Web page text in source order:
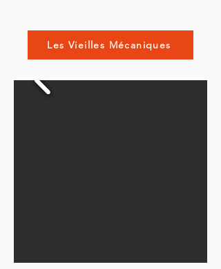
Les Vieilles Mécaniques